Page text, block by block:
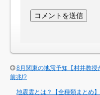
8月関東の地震予知【村井教
前兆!?
地震雲とは？【全種類まとめ